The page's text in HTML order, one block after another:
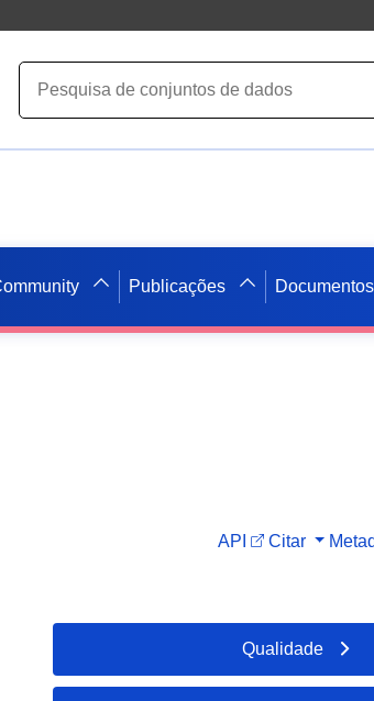
Publicações Documentos
API Citar
Qualidade